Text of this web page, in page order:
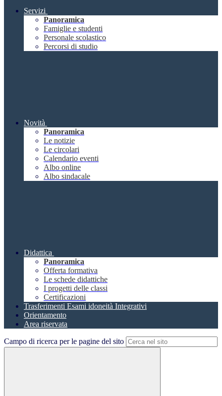
Servizi
Panoramica
Famiglie e studenti
Personale scolastico
Percorsi di studio
Novità
Panoramica
Le notizie
Le circolari
Calendario eventi
Albo online
Albo sindacale
Didattica
Panoramica
Offerta formativa
Le schede didattiche
I progetti delle classi
Certificazioni
Trasferimenti Esami idoneità Integrativi
Orientamento
Area riservata
Campo di ricerca per le pagine del sito